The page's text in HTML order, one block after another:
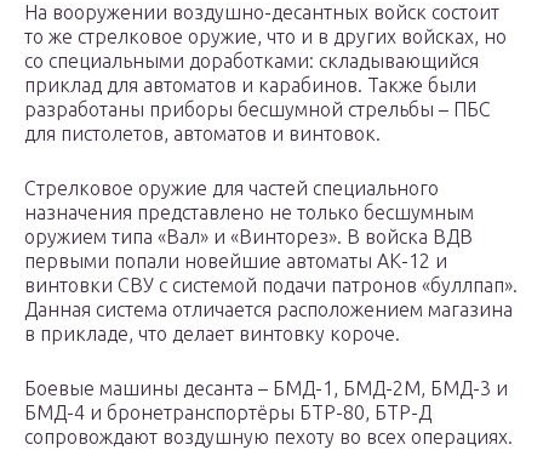
На вооружении воздушно-десантных войск состоит
то же стрелковое оружие, что и в других войсках, но
со специальными доработками: складывающийся
приклад для автоматов и карабинов. Также были
разработаны приборы бесшумной стрельбы – ПБС
для пистолетов, автоматов и винтовок.
Стрелковое оружие для частей специального
назначения представлено не только бесшумным
оружием типа «Вал» и «Винторез». В войска ВДВ
первыми попали новейшие автоматы АК-12 и
винтовки СВУ с системой подачи патронов «буллпап».
Данная система отличается расположением магазина
в прикладе, что делает винтовку короче.
Боевые машины десанта – БМД-1, БМД-2М, БМД-3 и
БМД-4 и бронетранспортёры БТР-80, БТР-Д
сопровождают воздушную пехоту во всех операциях.